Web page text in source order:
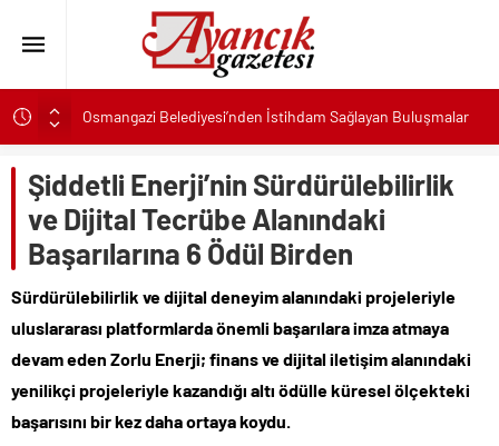
Osmangazi Belediyesi’nden İstihdam Sağlayan Buluşmalar
Başkan Eşki’den Çamdibi çıkarması: “Halkımızın içinde,
Konak’ta imzalar fırsat eşitliği için atıldı
Başkan Hatice Gençay: “Didim’in Minik Ev Sahiplerine Sahip
Çıkmaya Devam Edeceğiz”
K. Menderes’te AKTAŞ Bereketi
Başkan Hatice Gençay: “Didim’in Her Noktasında Gece
Kompozisyon Yarışması
Başkan Hatice Gençay: “Kadınlarımızın Üretim Gücünü
Şiddetli Enerji’nin Sürdürülebilirlik
ve Dijital Tecrübe Alanındaki
Başarılarına 6 Ödül Birden
Sürdürülebilirlik ve dijital deneyim alanındaki projeleriyle
uluslararası platformlarda önemli başarılara imza atmaya
devam eden Zorlu Enerji; finans ve dijital iletişim alanındaki
yenilikçi projeleriyle kazandığı altı ödülle küresel ölçekteki
başarısını bir kez daha ortaya koydu.